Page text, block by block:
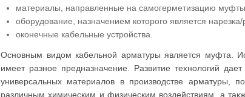
материалы, направленные на самогерметизацию
оборудование, назначением которого является
оконечные кабельные устройства.
Основным видом кабельной арматуры является муфта.
имеет разное предназначение. Развитие технологий
универсальных материалов в производстве арматуры,
различным химическим и физическим воздействиям, а